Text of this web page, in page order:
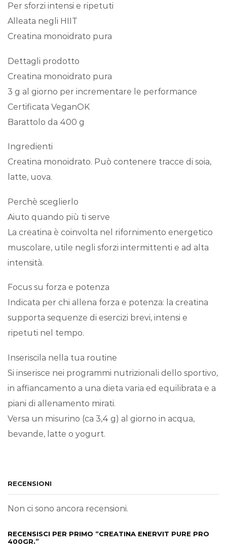
Per sforzi intensi e ripetuti
Alleata negli HIIT
Creatina monoidrato pura
Dettagli prodotto
Creatina monoidrato pura
3 g al giorno per incrementare le performance
Certificata VeganOK
Barattolo da 400 g
Ingredienti
Creatina monoidrato. Può contenere tracce di soia,
latte, uova.
Perchè sceglierlo
Aiuto quando più ti serve
La creatina è coinvolta nel rifornimento energetico
muscolare, utile negli sforzi intermittenti e ad alta
intensità.
Focus su forza e potenza
Indicata per chi allena forza e potenza: la creatina
supporta sequenze di esercizi brevi, intensi e
ripetuti nel tempo.
Inseriscila nella tua routine
Si inserisce nei programmi nutrizionali dello sportivo,
in affiancamento a una dieta varia ed equilibrata e a
piani di allenamento mirati.
Versa un misurino (ca 3,4 g) al giorno in acqua,
bevande, latte o yogurt.
RECENSIONI
Non ci sono ancora recensioni.
RECENSISCI PER PRIMO “CREATINA ENERVIT PURE PRO
400GR.”